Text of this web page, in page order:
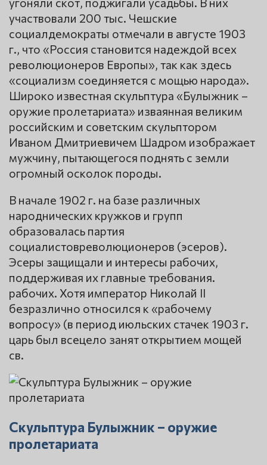
участвовали 200 тыс. Чешские
социалдемократы отмечали в августе 1903
г., что «Россия становится надеждой всех
революционеров Европы», так как здесь
«социализм соединяется с мощью народа».
Широко известная скульптура «Булыжник –
оружие пролетариата» изваянная великим
российским и советским скульптором
Иваном Дмитриевичем Шадром изображает
мужчину, пытающегося поднять с земли
огромный осколок породы.
В начале 1902 г. на базе различных
народнических кружков и групп
образовалась партия
социалистовреволюционеров (эсеров).
Эсеры защищали и интересы рабочих,
поддерживая их главные требования.
рабочих. Хотя император Николай II
безразлично относился к «рабочему
вопросу» (в период июльских стачек 1903 г.
царь был всецело занят открытием мощей
св.
Скульптура Булыжник – оружие
пролетариата